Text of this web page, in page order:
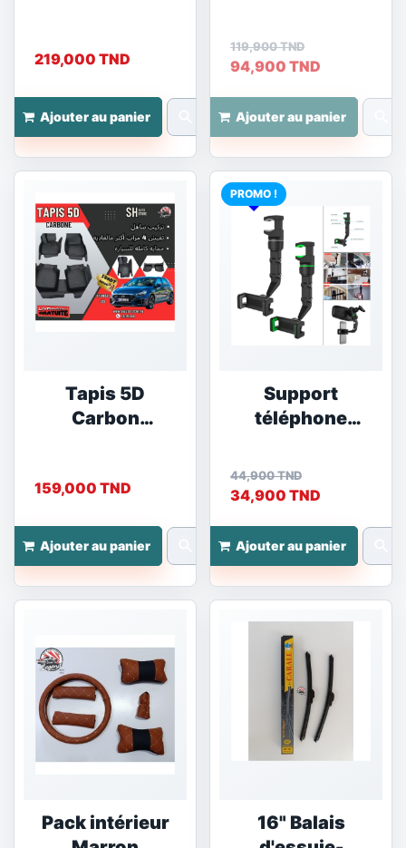
219,000 TND
Ajouter au panier
119,900 TND
94,900 TND
Ajouter au panier
Tapis 5D
Carbon
159,000 TND
Ajouter au panier
Support
téléphone
44,900 TND
34,900 TND
Ajouter au panier
PROMO !
Pack intérieur
16" Balais